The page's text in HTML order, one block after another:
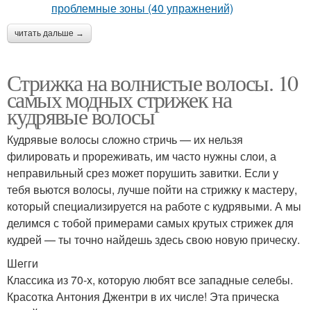
читать дальше →
Стрижка на волнистые волосы. 10
самых модных стрижек на
кудрявые волосы
Кудрявые волосы сложно стричь — их нельзя
филировать и прореживать, им часто нужны слои, а
неправильный срез может порушить завитки. Если у
тебя вьются волосы, лучше пойти на стрижку к мастеру,
который специализируется на работе с кудрявыми. А мы
делимся с тобой примерами самых крутых стрижек для
кудрей — ты точно найдешь здесь свою новую прическу.
Шегги
Классика из 70-х, которую любят все западные селебы.
Красотка Антония Джентри в их числе! Эта прическа